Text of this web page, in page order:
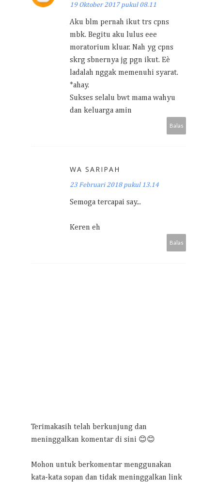
19 Oktober 2017 pukul 08.11
Aku blm pernah ikut trs cpns
mbk. Begitu aku lulus eee
moratorium kluar. Nah yg cpns
skrg sbnernya jg pgn ikut. Eè
ladalah nggak memenuhi syarat.
*ahay.
Sukses selalu bwt mama wahyu
dan keluarga amin
Balas
WA SARIPAH
23 Februari 2018 pukul 13.14
Semoga tercapai say...
Keren eh
Balas
Terimakasih telah berkunjung dan
meninggalkan komentar di sini 😊😊
Mohon untuk berkomentar menggunakan
kata-kata sopan dan tidak meninggalkan link